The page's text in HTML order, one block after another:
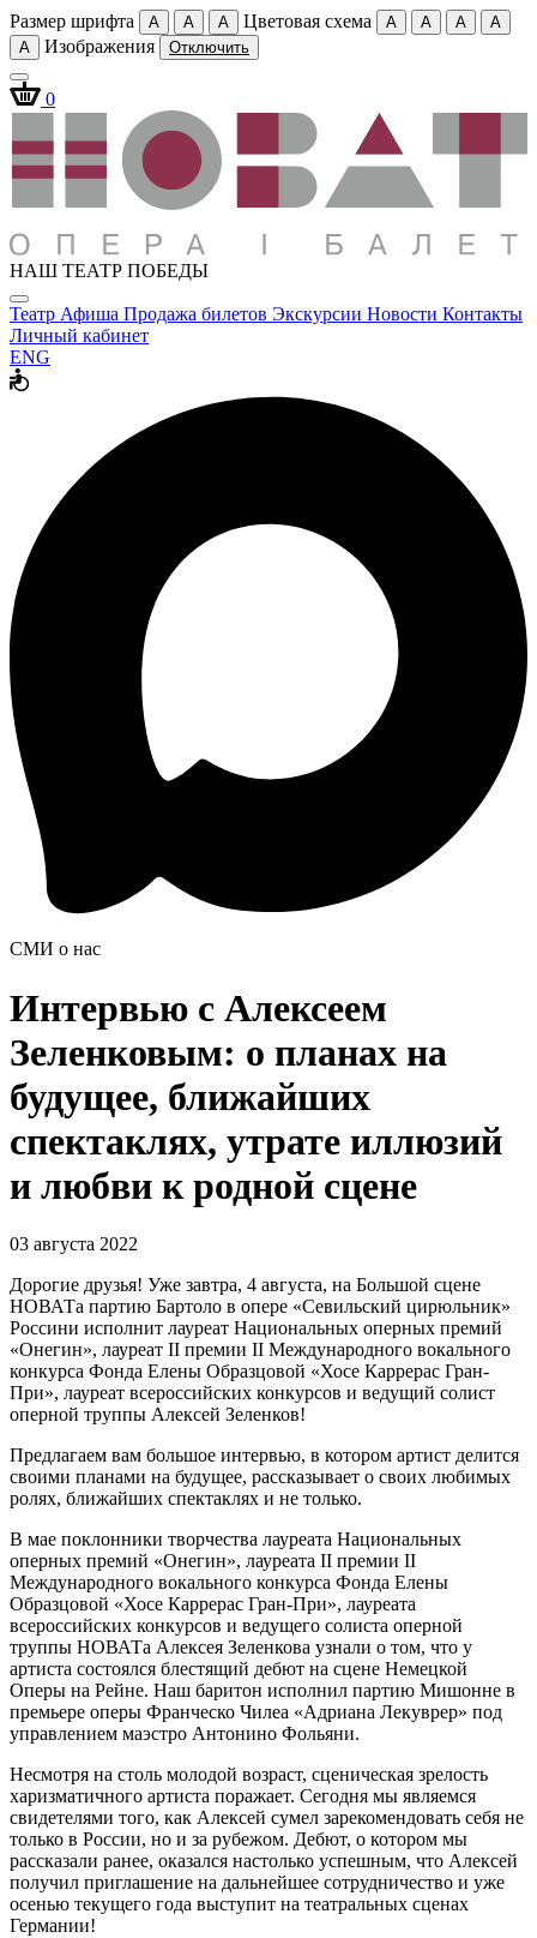
Размер шрифта A A A Цветовая схема A A A
A
A
Изображения Отключить
0
НАШ ТЕАТР ПОБЕДЫ
Театр Афиша Продажа билетов Экскурсии Новости Контакты
Личный кабинет
ENG
СМИ о нас
Интервью с Алексеем
Зеленковым: о планах на
будущее, ближайших
спектаклях, утрате иллюзий
и любви к родной сцене
03 августа 2022
Дорогие друзья! Уже завтра, 4 августа, на Большой сцене
НОВАТа партию Бартоло в опере «Севильский цирюльник»
Россини исполнит лауреат Национальных оперных премий
«Онегин», лауреат II премии II Международного вокального
конкурса Фонда Елены Образцовой «Хосе Каррерас Гран-
При», лауреат всероссийских конкурсов и ведущий солист
оперной труппы Алексей Зеленков!
Предлагаем вам большое интервью, в котором артист делится
своими планами на будущее, рассказывает о своих любимых
ролях, ближайших спектаклях и не только.
В мае поклонники творчества лауреата Национальных
оперных премий «Онегин», лауреата II премии II
Международного вокального конкурса Фонда Елены
Образцовой «Хосе Каррерас Гран-При», лауреата
всероссийских конкурсов и ведущего солиста оперной
труппы НОВАТа Алексея Зеленкова узнали о том, что у
артиста состоялся блестящий дебют на сцене Немецкой
Оперы на Рейне. Наш баритон исполнил партию Мишонне в
премьере оперы Франческо Чилеа «Адриана Лекуврер» под
управлением маэстро Антонино Фольяни.
Несмотря на столь молодой возраст, сценическая зрелость
харизматичного артиста поражает. Сегодня мы являемся
свидетелями того, как Алексей сумел зарекомендовать себя не
только в России, но и за рубежом. Дебют, о котором мы
рассказали ранее, оказался настолько успешным, что Алексей
получил приглашение на дальнейшее сотрудничество и уже
осенью текущего года выступит на театральных сценах
Германии!